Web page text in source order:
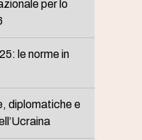
per lo
le norme in
diplomatiche e